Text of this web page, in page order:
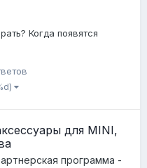
Когда появятся
для MINI,
программа -